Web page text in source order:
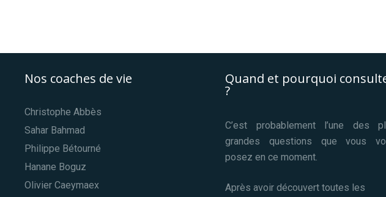
Nos coaches de vie
Christophe Abbès
Sahar Bahmad
Philippe Bétourné
Hanane Boguz
Olivier Caeymaex
Quand et pourquoi
?
C’est probablement l’une des
grandes questions que vous
posez en ce moment.
Après avoir découvert toutes les